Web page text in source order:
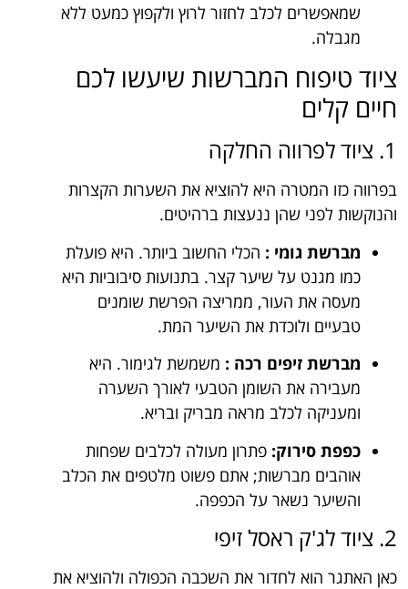
שמאפשרים לכלב לחזור לרוץ ולקפוץ כמעט ללא
מגבלה.
ציוד טיפוח המברשות שיעשו לכם
חיים קלים
1. ציוד לפרווה החלקה
בפרווה כזו המטרה היא להוציא את השערות הקצרות
והנוקשות לפני שהן ננעצות ברהיטים.
מברשת גומי : הכלי החשוב ביותר. היא פועלת
כמו מגנט על שיער קצר. בתנועות סיבוביות היא
מעסה את העור, ממריצה הפרשת שומנים
טבעיים ולוכדת את השיער המת.
מברשת זיפים רכה : משמשת לגימור. היא
מעבירה את השומן הטבעי לאורך השערה
ומעניקה לכלב מראה מבריק ובריא.
כפפת סירוק: פתרון מעולה לכלבים שפחות
אוהבים מברשות; אתם פשוט מלטפים את הכלב
והשיער נשאר על הכפפה.
2. ציוד לג'ק ראסל זיפי
כאן האתגר הוא לחדור את השכבה הכפולה ולהוציא את